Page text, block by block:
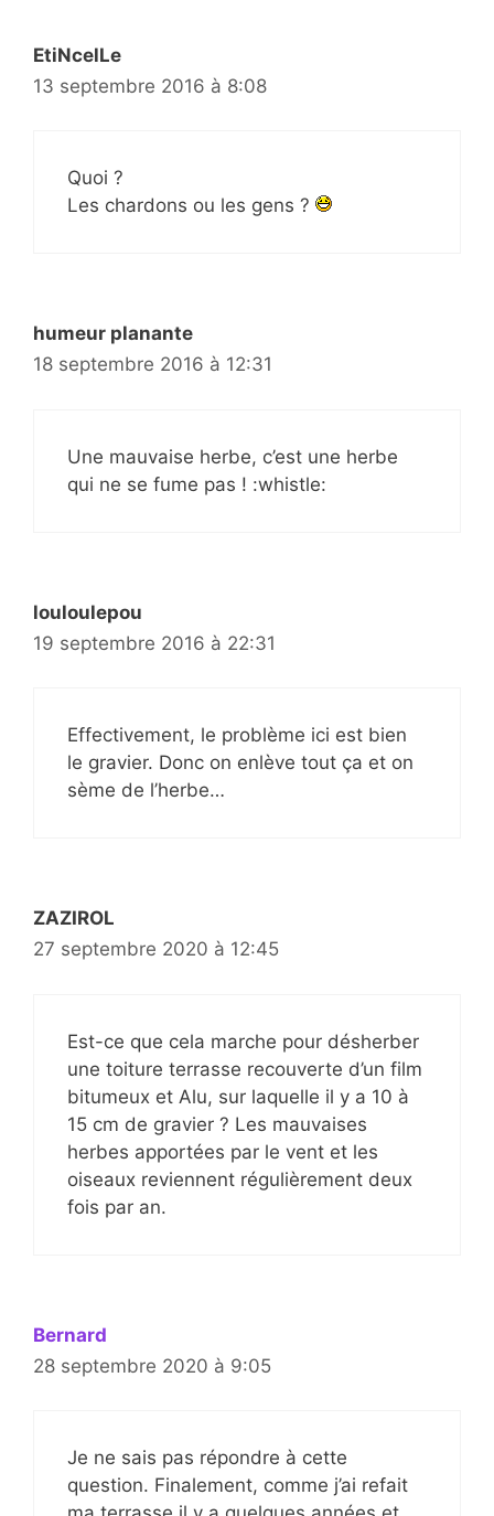
EtiNcelLe
13 septembre 2016 à 8:08
Quoi ?
Les chardons ou les gens ?
humeur planante
18 septembre 2016 à 12:31
Une mauvaise herbe, c’est une herbe
qui ne se fume pas ! :whistle:
louloulepou
19 septembre 2016 à 22:31
Effectivement, le problème ici est bien
le gravier. Donc on enlève tout ça et on
sème de l’herbe…
ZAZIROL
27 septembre 2020 à 12:45
Est-ce que cela marche pour désherber
une toiture terrasse recouverte d’un film
bitumeux et Alu, sur laquelle il y a 10 à
15 cm de gravier ? Les mauvaises
herbes apportées par le vent et les
oiseaux reviennent régulièrement deux
fois par an.
Bernard
28 septembre 2020 à 9:05
Je ne sais pas répondre à cette
question. Finalement, comme j’ai refait